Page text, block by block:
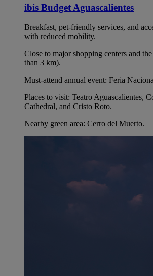
ibis Budget Aguascalientes
Breakfast, pet-friendly services, and
with reduced mobility.
Close to major shopping centers and
than 3 km).
Must-attend annual event: Feria
Places to visit: Teatro Aguascalientes,
Cathedral, and Cristo Roto.
Nearby green area: Cerro del Muerto.